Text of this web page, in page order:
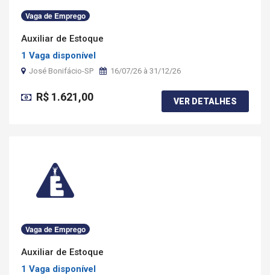
Vaga de Emprego
Auxiliar de Estoque
1 Vaga disponível
José Bonifácio-SP 16/07/26 à 31/12/26
R$ 1.621,00 VER DETALHES
Vaga de Emprego
Auxiliar de Estoque
1 Vaga disponível